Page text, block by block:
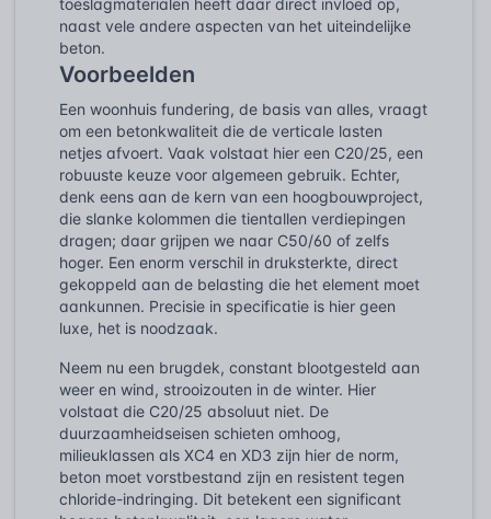
naast vele andere aspecten van het uiteindelijke
beton.
Voorbeelden
Een woonhuis fundering, de basis van alles, vraagt
om een betonkwaliteit die de verticale lasten
netjes afvoert. Vaak volstaat hier een C20/25, een
robuuste keuze voor algemeen gebruik. Echter,
denk eens aan de kern van een hoogbouwproject,
die slanke kolommen die tientallen verdiepingen
dragen; daar grijpen we naar C50/60 of zelfs
hoger. Een enorm verschil in druksterkte, direct
gekoppeld aan de belasting die het element moet
aankunnen. Precisie in specificatie is hier geen
luxe, het is noodzaak.
Neem nu een brugdek, constant blootgesteld aan
weer en wind, strooizouten in de winter. Hier
volstaat die C20/25 absoluut niet. De
duurzaamheidseisen schieten omhoog,
milieuklassen als XC4 en XD3 zijn hier de norm,
beton moet vorstbestand zijn en resistent tegen
chloride-indringing. Dit betekent een significant